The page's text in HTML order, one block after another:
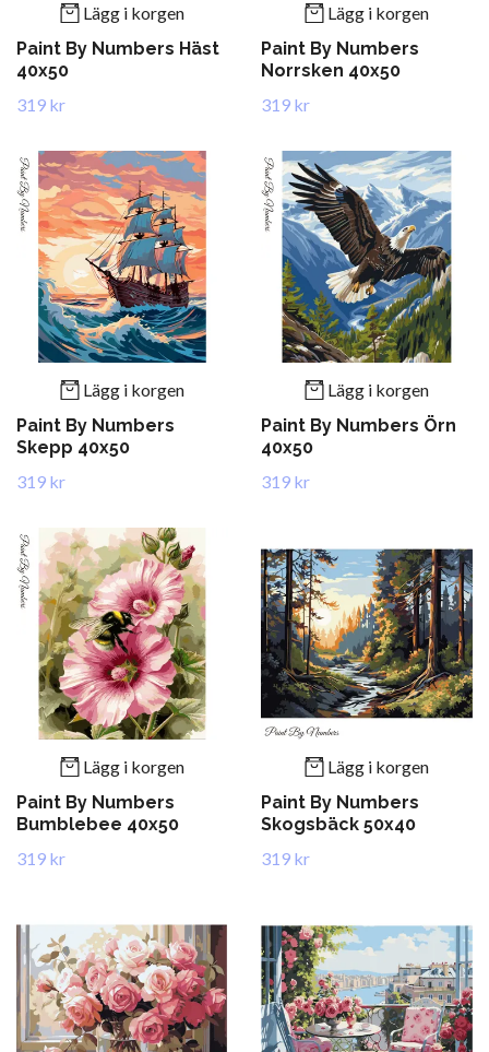
Lägg i korgen
Paint By Numbers Häst
40x50
319 kr
Lägg i korgen
Paint By Numbers
Norrsken 40x50
319 kr
Lägg i korgen
Paint By Numbers
Skepp 40x50
319 kr
Lägg i korgen
Paint By Numbers Örn
40x50
319 kr
Lägg i korgen
Paint By Numbers
Bumblebee 40x50
319 kr
Lägg i korgen
Paint By Numbers
Skogsbäck 50x40
319 kr